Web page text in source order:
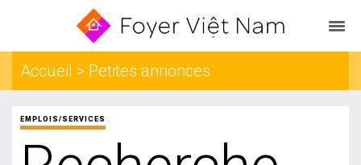
Accueil > Petites annonces
EMPLOIS/SERVICES